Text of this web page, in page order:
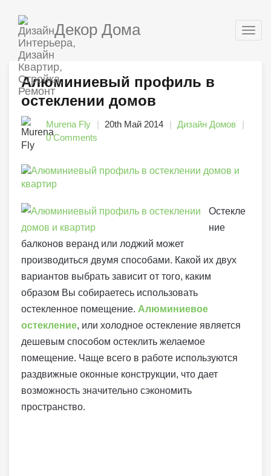
Декор Дома
Алюминиевый профиль в
остеклении домов
Murena Fly 20th Май 2014
Дизайн Домов
0 Comments
Остекле
ние
балконов веранд или лоджий может
производиться двумя способами. Какой их двух
вариантов выбрать зависит от того, каким
образом Вы собираетесь использовать
остекленное помещение. Алюминиевое
остекление, или холодное остекление является
дешевым способом остеклить желаемое
помещение. Чаще всего в работе используются
раздвижные оконные конструкции, что дает
возможность значительно сэкономить
пространство.